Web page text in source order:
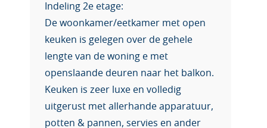
Indeling 2e etage:
De woonkamer/eetkamer met open
keuken is gelegen over de gehele
lengte van de woning e met
openslaande deuren naar het balkon.
Keuken is zeer luxe en volledig
uitgerust met allerhande apparatuur,
potten & pannen, servies en ander